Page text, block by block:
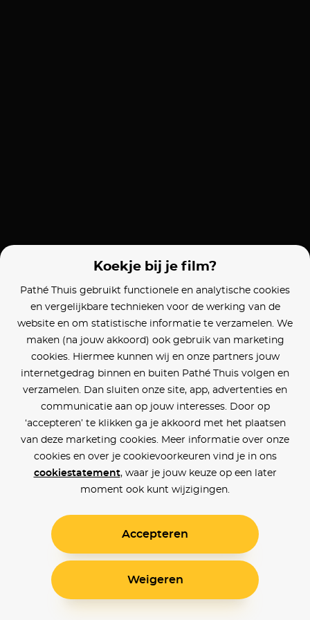
Koekje bij je film?
Pathé Thuis gebruikt functionele en analytische cookies
en vergelijkbare technieken voor de werking van de
website en om statistische informatie te verzamelen. We
maken (na jouw akkoord) ook gebruik van marketing
cookies. Hiermee kunnen wij en onze partners jouw
internetgedrag binnen en buiten Pathé Thuis volgen en
verzamelen. Dan sluiten onze site, app, advertenties en
communicatie aan op jouw interesses. Door op
‘accepteren’ te klikken ga je akkoord met het plaatsen
van deze marketing cookies. Meer informatie over onze
cookies en over je cookievoorkeuren vind je in ons
cookiestatement, waar je jouw keuze op een later
moment ook kunt wijzigingen.
Accepteren
Weigeren